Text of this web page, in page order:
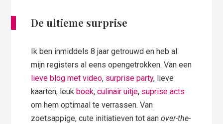
De ultieme surprise
Ik ben inmiddels 8 jaar getrouwd en heb al
mijn registers al eens opengetrokken. Van een
lieve blog met video, surprise party, lieve
kaarten, leuk boek,culinair uitje, suprise acts
om hem optimaal te verrassen. Van
zoetsappige, cute initiatieven tot aanover-the-